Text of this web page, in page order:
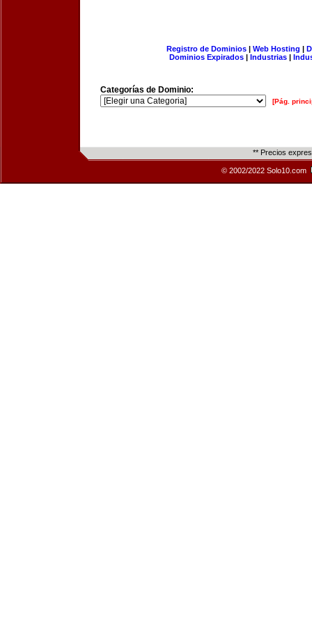
Registro de Dominios| Web Hosting |
Dominios Expirados | Industrias |
Categorías de Dominio:
[Pág.
** Precios
© 2002/2022 Solo10.com